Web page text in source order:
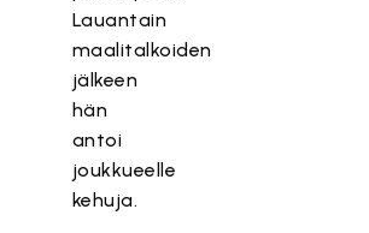
Lauantain
maalitalkoiden
jälkeen
hän
antoi
joukkueelle
kehuja.